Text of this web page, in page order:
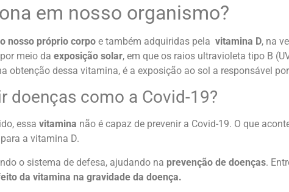
em nosso organismo?
nosso próprio corpo e também adquiridas pela vitamina D, na
meio da exposição solar, em que os raios ultravioleta tipo B
obtenção dessa vitamina, é a exposição ao sol a responsável
doenças como a Covid-19?
essa vitamina não é capaz de prevenir a Covid-19. O que
para a vitamina D.
o sistema de defesa, ajudando na prevenção de doenças.
da vitamina na gravidade da doença.